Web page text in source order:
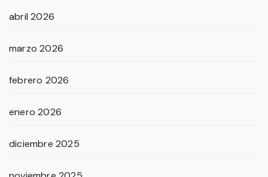
abril 2026
marzo 2026
febrero 2026
enero 2026
diciembre 2025